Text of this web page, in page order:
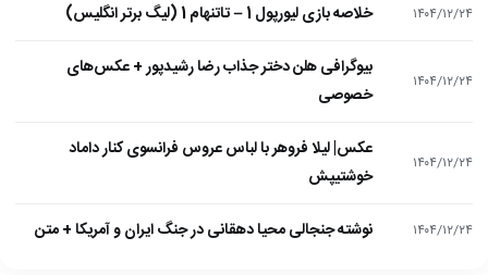
۱۴۰۴/۱۲/۲۴ خلاصه بازی لیورپول 1 – تاتنهام 1 (لیگ برتر انگلیس)
۱۴۰۴/۱۲/۲۴
بیوگرافی هلن دختر جذاب رضا رشیدپور + عکس‌های
خصوصی
۱۴۰۴/۱۲/۲۴
عکس| لیلا فروهر با لباس عروس فرانسوی کنار داماد
خوشتیپش
۱۴۰۴/۱۲/۲۴ نوشته جنجالی محیا دهقانی در جنگ ایران و آمریکا + متن